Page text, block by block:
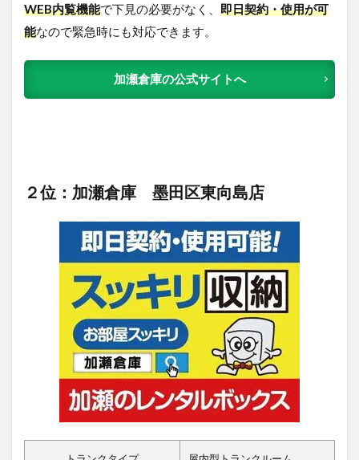
WEB内覧機能で下見の必要がなく、 即日契約・使用が可
能なので緊急時にも対応できます。
加瀬倉庫の公式サイトへ
２位：加瀬倉庫 墨田区東向島店